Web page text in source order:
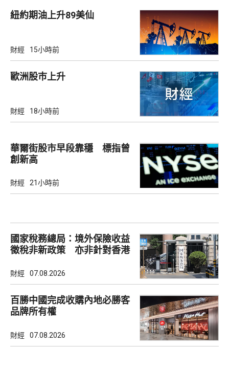
紐約期油上升89美仙
財經 15小時前
歐洲股巿上升
財經 18小時前
華爾街股市早段靠穩 標指曾
創新高
財經 21小時前
國家稅務總局：境外保險收益
徵稅非新政策 亦非針對香港
財經 07.08.2026
百勝中國完成收購內地必勝客
品牌所有權
財經 07.08.2026